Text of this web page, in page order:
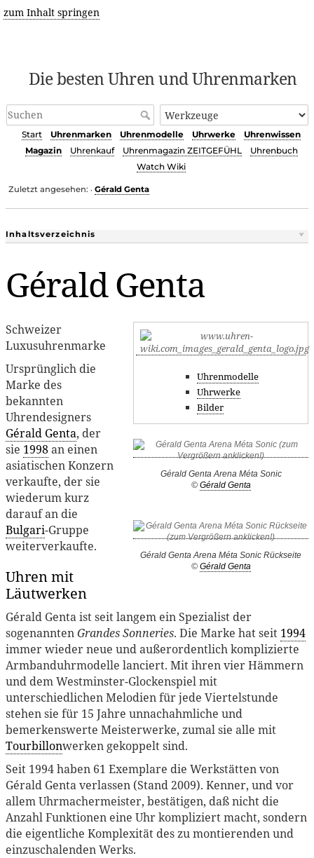
zum Inhalt springen
Die besten Uhren und Uhrenmarken
Start Uhrenmarken Uhrenmodelle Uhrwerke
Uhrenwissen
Magazin
Uhrenkauf Uhrenmagazin ZEITGEFÜHL
Uhrenbuch
Watch Wiki
Zuletzt angesehen: • Gérald Genta
Inhaltsverzeichnis
Gérald Genta
Uhrenmodelle
Uhrwerke
Bilder
Gérald Genta Arena Méta Sonic
© Gérald Genta
Gérald Genta Arena Méta Sonic Rückseite
© Gérald Genta
Schweizer
Luxusuhrenmarke
Ursprünglich die
Marke des
bekannten
Uhrendesigners
Gérald Genta, der
sie 1998an einen
asiatischen Konzern
verkaufte, der sie
wiederum kurz
darauf an die
Bulgari-Gruppe
weiterverkaufte.
Uhren mit
Läutwerken
Gérald Genta ist seit langem ein Spezialist der
sogenanntenGrandes Sonneries. Die Marke hat seit 1994
immer wieder neue und außerordentlich komplizierte
Armbanduhrmodelle lanciert. Mit ihren vier Hämmern
und dem Westminster-Glockenspiel mit
unterschiedlichen Melodien für jede Viertelstunde
stehen sie für 15 Jahre unnachahmliche und
bemerkenswerte Meisterwerke, zumal sie alle mit
Tourbillonwerken gekoppelt sind.
Seit 1994 haben 61 Exemplare die Werkstätten von
Gérald Genta verlassen (Stand 2009). Kenner, und vor
allem Uhrmachermeister, bestätigen, daß nicht die
Anzahl Funktionen eine Uhr kompliziert macht, sondern
die eigentliche Komplexität des zu montierenden und
einzuschalenden Werks.